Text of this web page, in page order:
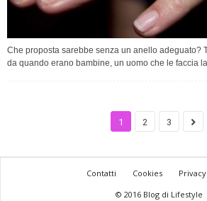
Che proposta sarebbe senza un anello adeguato?
da quando erano bambine, un uomo che le faccia
1 2 3
Contatti Cookies
© 2016 Blog di Lifestyle